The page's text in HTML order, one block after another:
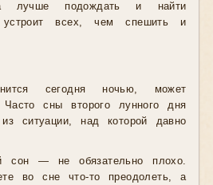
лучше подождать и найти
устроит всех, чем спешить и
сегодня ночью, может
сны второго лунного дня
ситуации, над которой давно
сон — не обязательно плохо.
во сне что-то преодолеть, а